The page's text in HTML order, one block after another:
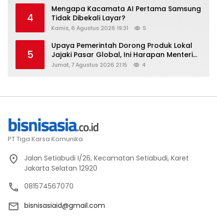
4
Mengapa Kacamata AI Pertama Samsung
Tidak Dibekali Layar?
Kamis, 6 Agustus 2026 19:31 5
5
Upaya Pemerintah Dorong Produk Lokal
Jajaki Pasar Global, Ini Harapan Menteri
Perindustrian RI Lewat ILT dan IGT Expo
Jumat, 7 Agustus 2026 21:15 4
PT Tiga Karsa Komunika.
Jalan Setiabudi I/26, Kecamatan Setiabudi, Karet
Jakarta Selatan 12920
081574567070
bisnisasiaid@gmail.com